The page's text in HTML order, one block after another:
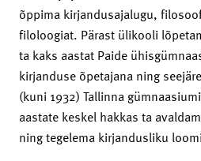
õppima kirjandusajalugu,
filoloogiat. Pärast ülikooli
ta kaks aastat Paide
kirjanduse õpetajana ning
(kuni 1932) Tallinna
aastate keskel hakkas ta
ning tegelema kirjandusliku